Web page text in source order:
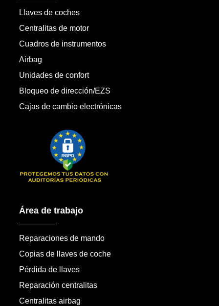
Llaves de coches
Centralitas de motor
Cuadros de instrumentos
Airbag
Unidades de confort
Bloqueo de dirección/EZS
Cajas de cambio electrónicas
Área de trabajo
Reparaciones de mando
Copias de llaves de coche
Pérdida de llaves
Reparación centralitas
Centralitas airbag